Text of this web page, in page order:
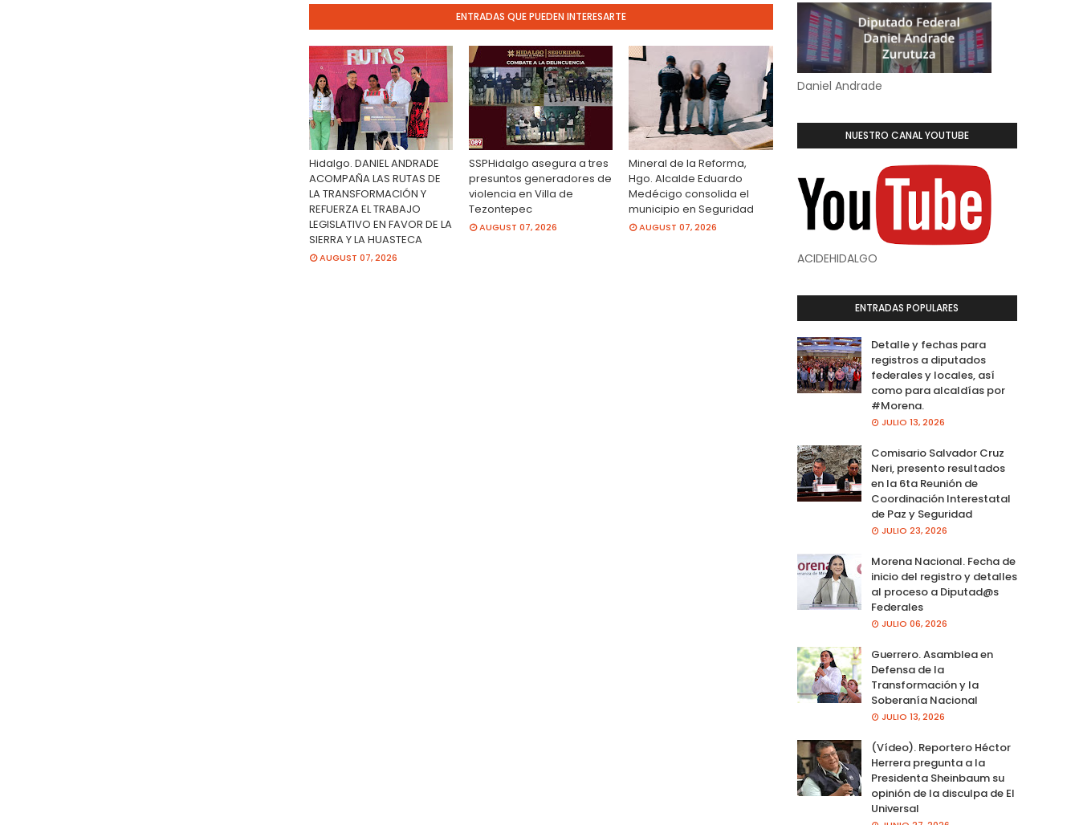
ENTRADAS QUE PUEDEN INTERESARTE
Hidalgo. DANIEL ANDRADE
ACOMPAÑA LAS RUTAS DE
LA TRANSFORMACIÓN Y
REFUERZA EL TRABAJO
LEGISLATIVO EN FAVOR DE LA
SIERRA Y LA HUASTECA
AUGUST 07, 2026
SSPHidalgo asegura a tres
presuntos generadores de
violencia en Villa de
Tezontepec
AUGUST 07, 2026
Mineral de la Reforma,
Hgo. Alcalde Eduardo
Medécigo consolida el
municipio en Seguridad
AUGUST 07, 2026
Daniel Andrade
NUESTRO CANAL YOUTUBE
ACIDEHIDALGO
ENTRADAS POPULARES
Detalle y fechas para
registros a diputados
federales y locales, así
como para alcaldías por
#Morena.
JULIO 13, 2026
Comisario Salvador Cruz
Neri, presento resultados
en la 6ta Reunión de
Coordinación Interestatal
de Paz y Seguridad
JULIO 23, 2026
Morena Nacional. Fecha de
inicio del registro y detalles
al proceso a Diputad@s
Federales
JULIO 06, 2026
Guerrero. Asamblea en
Defensa de la
Transformación y la
Soberanía Nacional
JULIO 13, 2026
(Vídeo). Reportero Héctor
Herrera pregunta a la
Presidenta Sheinbaum su
opinión de la disculpa de El
Universal